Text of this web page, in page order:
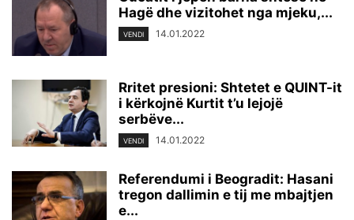
Hagë dhe vizitohet nga mjeku,...
VENDI 14.01.2022
Rritet presioni: Shtetet e QUINT-it
i kërkojnë Kurtit t’u lejojë
serbëve...
VENDI 14.01.2022
Referendumi i Beogradit: Hasani
tregon dallimin e tij me mbajtjen
e...